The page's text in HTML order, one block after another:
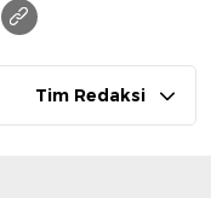
Tim Redaksi